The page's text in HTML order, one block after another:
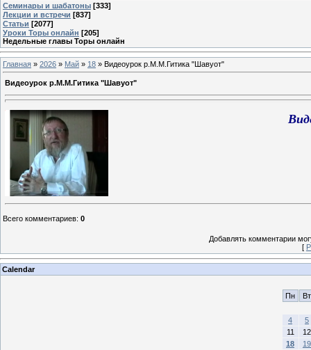
Семинары и шабатоны [333]
Лекции и встречи [837]
Статьи [2077]
Уроки Торы онлайн [205]
Недельные главы Торы онлайн
Главная » 2026 » Май » 18 » Видеоурок р.М.М.Гитика "Шавуот"
Видеоурок р.М.М.Гитика "Шавуот"
Всего комментариев: 0
Добавлять комментарии
[
Calendar
Пн Вт
4
5
11
12
18
19